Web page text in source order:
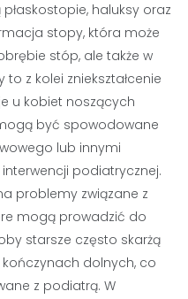
haluksy oraz
stopy, która może
stóp, ale także w
z kolei zniekształcenie
u kobiet noszących
być spowodowane
lub innymi
podiatrycznej.
problemy związane z
mogą prowadzić do
starsze często skarżą
dolnych, co
z podiatrą. W